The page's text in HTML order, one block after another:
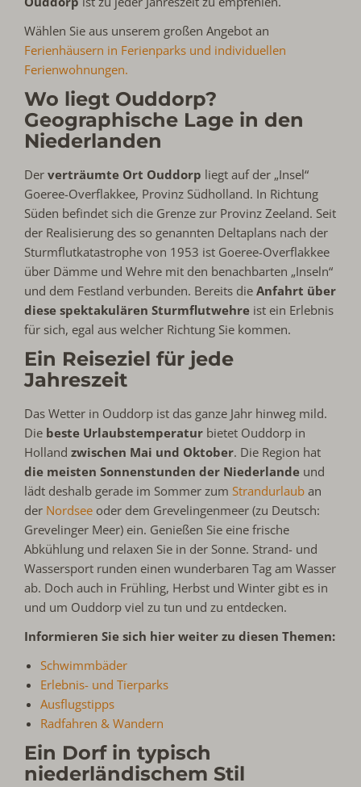
Wählen Sie aus unserem großen Angebot an
Ferienhäusern in Ferienparks und individuellen
Ferienwohnungen.
Wo liegt Ouddorp?
Geographische Lage in den
Niederlanden
Derverträumte Ort Ouddorp liegt auf der „Insel“
Goeree-Overflakkee, Provinz Südholland. In Richtung
Süden befindet sich die Grenze zur Provinz Zeeland. Seit
der Realisierung des so genannten Deltaplans nach der
Sturmflutkatastrophe von 1953 ist Goeree-Overflakkee
über Dämme und Wehre mit den benachbarten „Inseln“
und dem Festland verbunden. Bereits dieAnfahrt über
diese spektakulären Sturmflutwehre ist ein Erlebnis
für sich, egal aus welcher Richtung Sie kommen.
Ein Reiseziel für jede
Jahreszeit
Das Wetter in Ouddorp ist das ganze Jahr hinweg mild.
Die beste Urlaubstemperatur bietet Ouddorp in
Hollandzwischen Mai und Oktober. Die Region hat
die meisten Sonnenstunden der Niederlande und
lädt deshalb gerade im Sommer zumStrandurlaub an
der Nordsee oder dem Grevelingenmeer (zu Deutsch:
Grevelinger Meer) ein. Genießen Sie eine frische
Abkühlung und relaxen Sie in der Sonne. Strand- und
Wassersport runden einen wunderbaren Tag am Wasser
ab. Doch auch in Frühling, Herbst und Winter gibt es in
und um Ouddorp viel zu tun und zu entdecken.
Informieren Sie sich hier weiter zu diesen Themen:
Schwimmbäder
Erlebnis- und Tierparks
Ausflugstipps
Radfahren & Wandern
Ein Dorf in typisch
niederländischem Stil